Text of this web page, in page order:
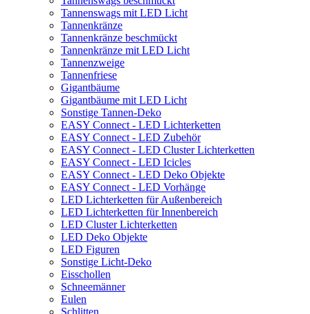
Tannenswags mit LED Licht
Tannenkränze
Tannenkränze beschmückt
Tannenkränze mit LED Licht
Tannenzweige
Tannenfriese
Gigantbäume
Gigantbäume mit LED Licht
Sonstige Tannen-Deko
EASY Connect - LED Lichterketten
EASY Connect - LED Zubehör
EASY Connect - LED Cluster Lichterketten
EASY Connect - LED Icicles
EASY Connect - LED Deko Objekte
EASY Connect - LED Vorhänge
LED Lichterketten für Außenbereich
LED Lichterketten für Innenbereich
LED Cluster Lichterketten
LED Deko Objekte
LED Figuren
Sonstige Licht-Deko
Eisschollen
Schneemänner
Eulen
Schlitten